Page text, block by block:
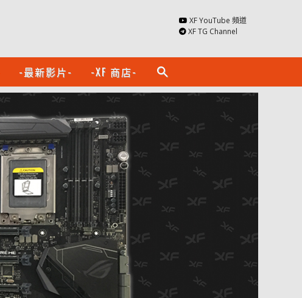
XF YouTube 頻道
XF TG Channel
-最新影片- -XF 商店- search